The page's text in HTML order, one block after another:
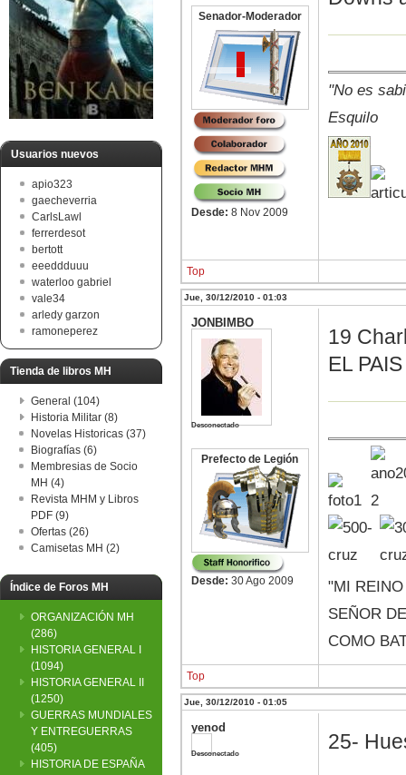
Usuarios nuevos
apio323
gaecheverria
CarlsLawl
ferrerdesot
bertott
eeeddduuu
waterloo gabriel
vale34
arledy garzon
ramoneperez
Tienda de libros MH
General (104)
Historia Militar (8)
Novelas Historicas (37)
Biografías (6)
Membresias de Socio
MH (4)
Revista MHM y Libros
PDF (9)
Ofertas (26)
Camisetas MH (2)
Índice de Foros MH
ORGANIZACIÓN MH
(286)
HISTORIA GENERAL I
(1094)
HISTORIA GENERAL II
(1250)
GUERRAS MUNDIALES
Y ENTREGUERRAS
(405)
HISTORIA DE ESPAÑA
Senador-Moderador
Desde: 8 Nov 2009
"No es
Esquilo
Top
Jue, 30/12/2010 - 01:03
JONBIMBO
Desconectado
Prefecto de Legión
Desde: 30 Ago 2009
19
EL
"MI
SEÑOR
COMO
Top
Jue, 30/12/2010 - 01:05
yenod
Desconectado 25-